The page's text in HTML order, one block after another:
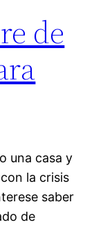
de
una casa y
la crisis
saber
de